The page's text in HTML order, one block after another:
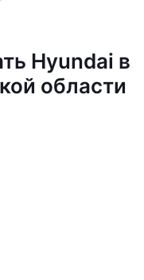
Hyundai в
области